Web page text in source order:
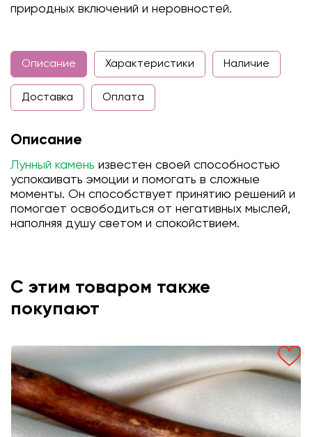
природных включений и неровностей.
Описание Характеристики Наличие
Доставка Оплата
Описание
Лунный камень известен своей способностью
успокаивать эмоции и помогать в сложные
моменты. Он способствует принятию решений и
помогает освободиться от негативных мыслей,
наполняя душу светом и спокойствием.
С этим товаром также
покупают